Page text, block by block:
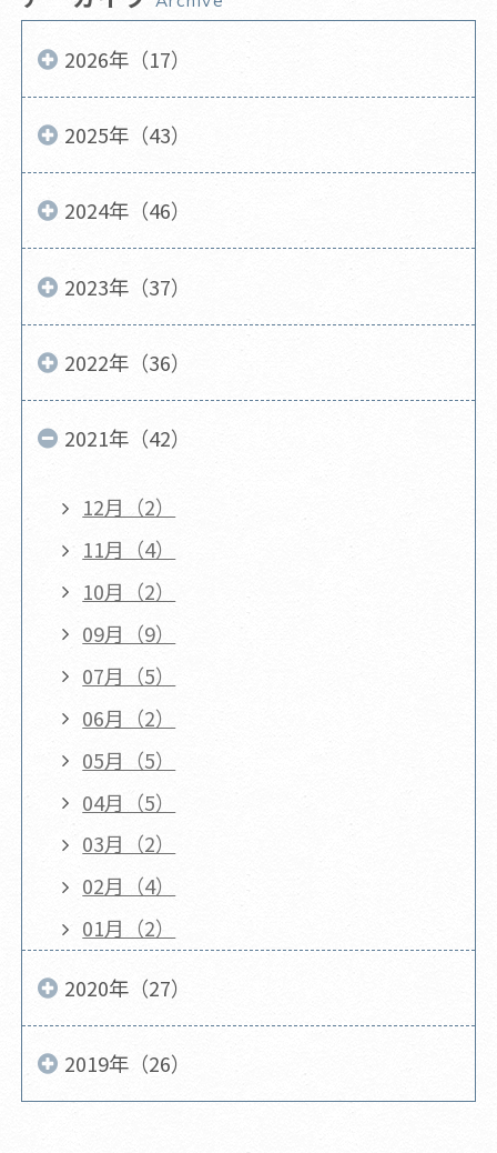
2026年（17）
2025年（43）
2024年（46）
2023年（37）
2022年（36）
2021年（42）
12月（2）
11月（4）
10月（2）
09月（9）
07月（5）
06月（2）
05月（5）
04月（5）
03月（2）
02月（4）
01月（2）
2020年（27）
2019年（26）